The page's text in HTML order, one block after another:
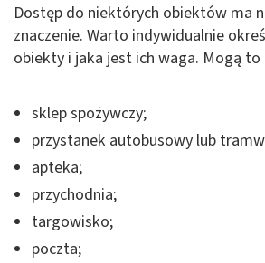
Dostęp do niektórych obiektów ma
znaczenie. Warto indywidualnie
obiekty i jaka jest ich waga. Mogą to
sklep spożywczy;
przystanek autobusowy lub
apteka;
przychodnia;
targowisko;
poczta;